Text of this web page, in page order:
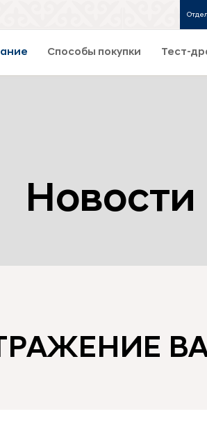
Способы покупки Тест-
Новости